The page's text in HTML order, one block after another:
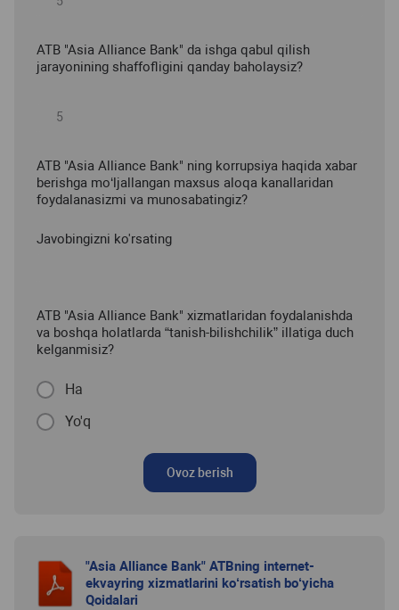
ATB "Asia Alliance Bank" da ishga qabul qilish
jarayonining shaffofligini qanday baholaysiz?
ATB "Asia Alliance Bank" ning korrupsiya haqida xabar
berishga mo‘ljallangan maxsus aloqa kanallaridan
foydalanasizmi va munosabatingiz?
Javobingizni ko'rsating
ATB "Asia Alliance Bank" xizmatlaridan foydalanishda
va boshqa holatlarda “tanish-bilishchilik” illatiga duch
kelganmisiz?
Ha
Yo'q
Ovoz berish
"Asia Alliance Bank" ATBning internet-
ekvayring xizmatlarini ko‘rsatish bo‘yicha
Qoidalari